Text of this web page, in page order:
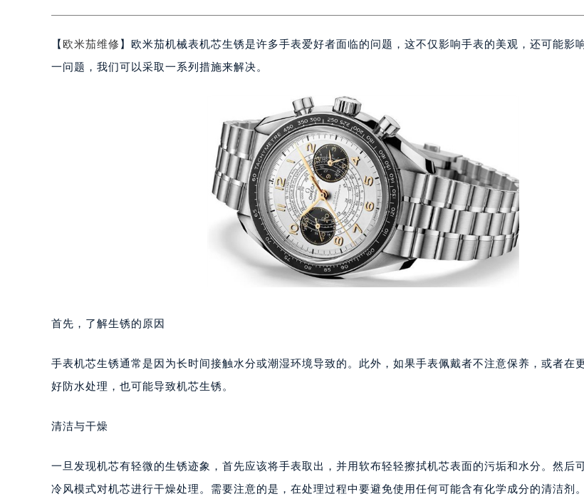
【 欧米茄维修 】欧米茄机械表机芯生锈是许多手表爱好者面临的问题，这不仅影响手表的美观，还可能影
一问题，我们可以采取一系列措施来解决。
首先，了解生锈的原因
手表机芯生锈通常是因为长时间接触水分或潮湿环境导致的。此外，如果手表佩戴者不注意保养，或者在
好防水处理，也可能导致机芯生锈。
清洁与干燥
一旦发现机芯有轻微的生锈迹象，首先应该将手表取出，并用软布轻轻擦拭机芯表面的污垢和水分。然后
冷风模式对机芯进行干燥处理。需要注意的是，在处理过程中要避免使用任何可能含有化学成分的清洁剂。